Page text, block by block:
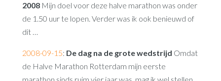
2008Mijn doel voor deze halve marathon was onder
de 1.50 uur te lopen. Verder was ik ook benieuwd of
dit …
2008-09-15: De dag na de grote wedstrijd Omdat
de Halve Marathon Rotterdam mijn eerste